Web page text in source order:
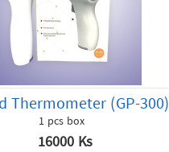
Thermometer (GP-300)
1 pcs box
16000 Ks